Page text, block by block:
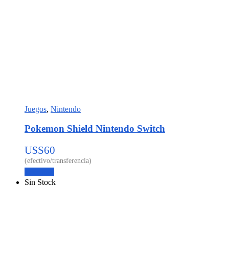
Juegos, Nintendo
Pokemon Shield Nintendo Switch
U$S60
Sin Stock